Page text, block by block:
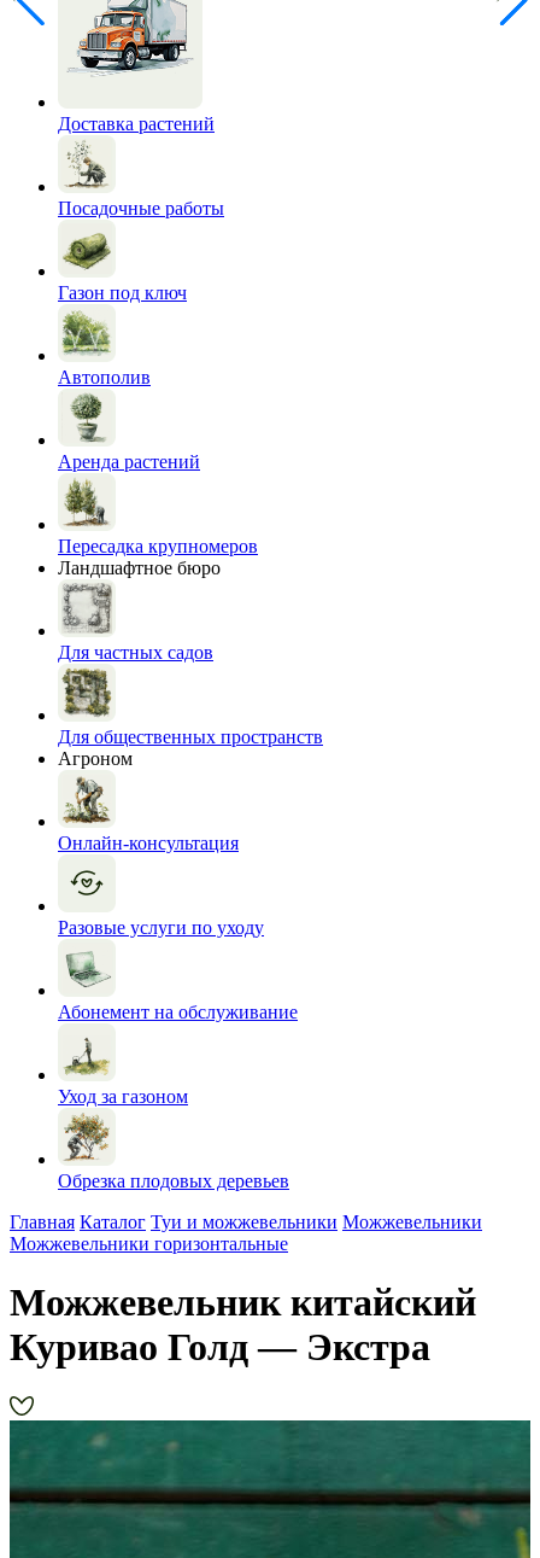
Доставка растений
Посадочные работы
Газон под ключ
Автополив
Аренда растений
Пересадка крупномеров
Ландшафтное бюро
Для частных садов
Для общественных пространств
Агроном
Онлайн-консультация
Разовые услуги по уходу
Абонемент на обслуживание
Уход за газоном
Обрезка плодовых деревьев
Главная Каталог Туи и можжевельники Можжевельники
Можжевельники горизонтальные
Можжевельник китайский
Куривао Голд — Экстра